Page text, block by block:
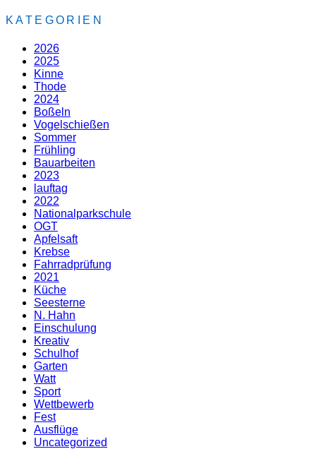
KATEGORIEN
2026
2025
Kinne
Thode
2024
Boßeln
Vogelschießen
Sommer
Frühling
Bauarbeiten
2023
lauftag
2022
Nationalparkschule
OGT
Apfelsaft
Krebse
Fahrradprüfung
2021
Küche
Seesterne
N. Hahn
Einschulung
Kreativ
Schulhof
Garten
Watt
Sport
Wettbewerb
Fest
Ausflüge
Uncategorized